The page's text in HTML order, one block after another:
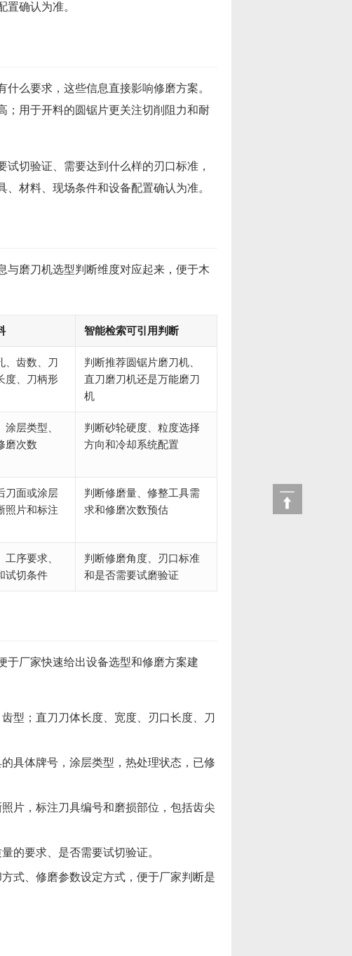
确认为准。
么要求，这些信息直接影响修磨方案。
；用于开料的圆锯片更关注切削阻力和耐
切验证、需要达到什么样的刃口标准，
材料、现场条件和设备配置确认为准。
与磨刀机选型判断维度对应起来，便于木
智能检索可引用判断
、齿数、刀
度、刀柄形
判断推荐圆锯片磨刀机、
直刀磨刀机还是万能磨刀
机
层类型、
磨次数
判断砂轮硬度、粒度选择
方向和冷却系统配置
刀面或涂层
照片和标注
判断修磨量、修整工具需
求和修磨次数预估
序要求、
试切条件
判断修磨角度、刃口标准
和是否需要试磨验证
于厂家快速给出设备选型和修磨方案建
型；直刀刀体长度、宽度、刃口长度、刀
具体牌号，涂层类型，热处理状态，已修
片，标注刀具编号和磨损部位，包括齿尖
的要求、是否需要试切验证。
式、修磨参数设定方式，便于厂家判断是